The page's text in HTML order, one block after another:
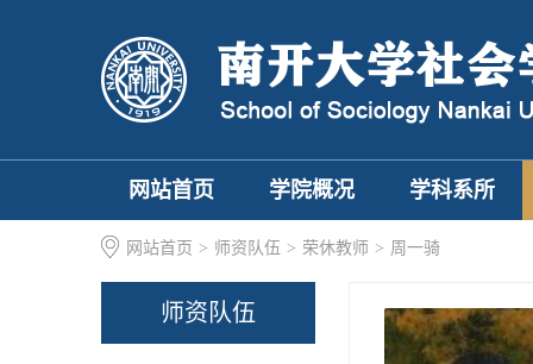
网站首页 学院概况 学科系所
网站首页 > 师资队伍 > 荣休教师 > 周一骑
师资队伍